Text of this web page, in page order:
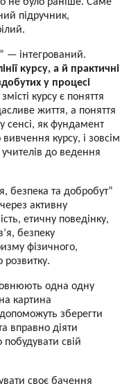
підручник,
— інтегрований.
курсу, а й практичні
у процесі
курсу є поняття
життя, а поняття
сенсі, як фундамент
курсу, і зовсім
до ведення
безпека та добробут”
активну
етичну поведінку,
безпеку
фізичного,
розвитку.
одна одну
картина
зберегти
вправно діяти
свій
своє бачення